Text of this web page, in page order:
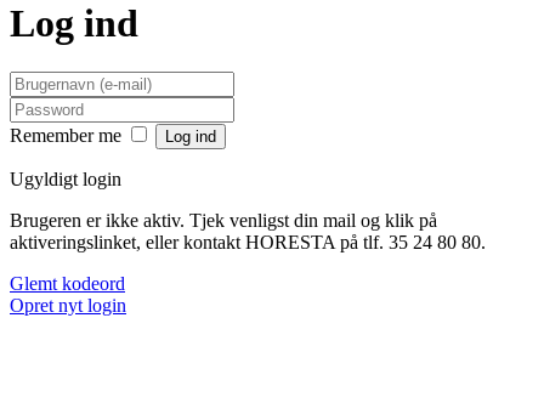
Log ind
Remember me
Ugyldigt login
Brugeren er ikke aktiv. Tjek venligst din mail og klik på
aktiveringslinket, eller kontakt HORESTA på tlf. 35 24 80 80.
Glemt kodeord
Opret nyt login